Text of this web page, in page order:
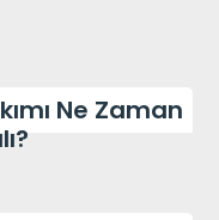
Ne Zaman